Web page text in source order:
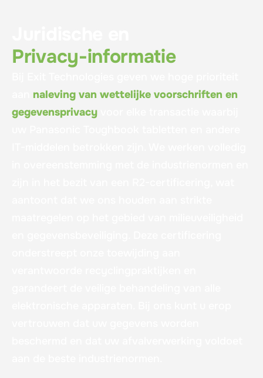
Privacy-informatie
naleving van wettelijke voorschriften en
gegevensprivacy